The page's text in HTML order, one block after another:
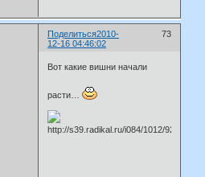
Поделиться 73
2010-
12-16 04:46:02
Вот какие вишни начали
расти…